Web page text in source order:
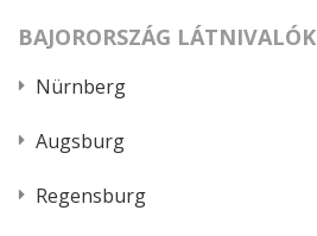
BAJORORSZÁG LÁTNIVALÓK
Nürnberg
Augsburg
Regensburg